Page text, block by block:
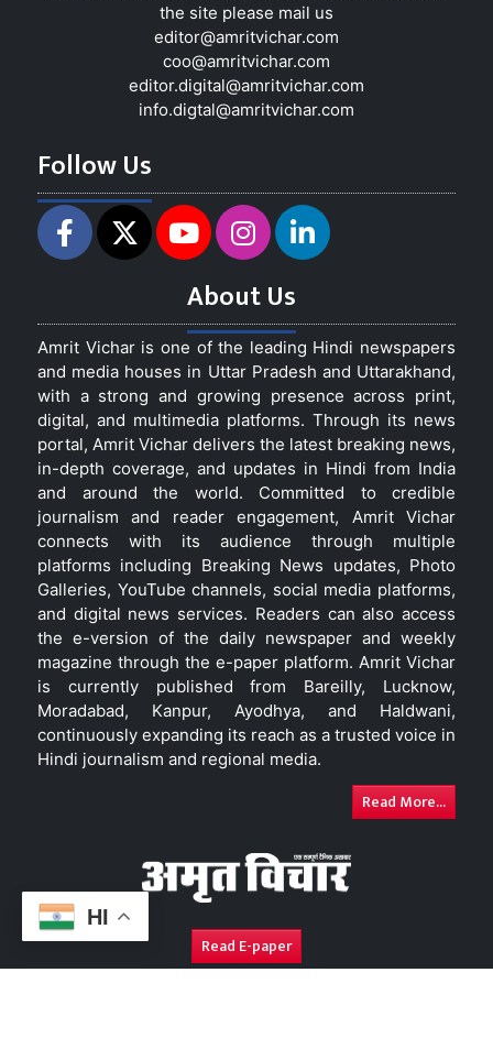
HI
the site please mail us
editor@amritvichar.com
coo@amritvichar.com
editor.digital@amritvichar.com
info.digtal@amritvichar.com
Follow Us
About Us
Amrit Vichar is one of the leading Hindi newspapers
and media houses in Uttar Pradesh and Uttarakhand,
with a strong and growing presence across print,
digital, and multimedia platforms. Through its news
portal, Amrit Vichar delivers the latest breaking news,
in-depth coverage, and updates in Hindi from India
and around the world. Committed to credible
journalism and reader engagement, Amrit Vichar
connects with its audience through multiple
platforms including Breaking News updates, Photo
Galleries, YouTube channels, social media platforms,
and digital news services. Readers can also access
the e-version of the daily newspaper and weekly
magazine through the e-paper platform. Amrit Vichar
is currently published from Bareilly, Lucknow,
Moradabad, Kanpur, Ayodhya, and Haldwani,
continuously expanding its reach as a trusted voice in
Hindi journalism and regional media.
Read More...
Read E-paper